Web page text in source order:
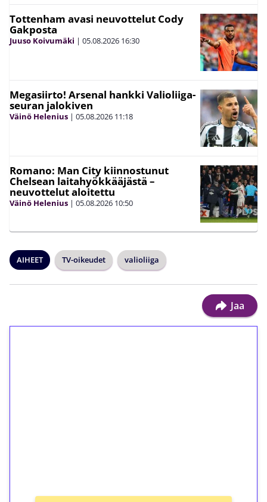
Tottenham avasi neuvottelut Cody
Gakposta
Juuso Koivumäki | 05.08.2026 16:30
Megasiirto! Arsenal hankki Valioliiga-
seuran jalokiven
Väinö Helenius | 05.08.2026 11:18
Romano: Man City kiinnostunut
Chelsean laitahyökkääjästä –
neuvottelut aloitettu
Väinö Helenius | 05.08.2026 10:50
AIHEET TV-oikeudet valioliiga
Jaa